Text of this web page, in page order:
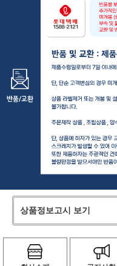
상품정보고시 보기